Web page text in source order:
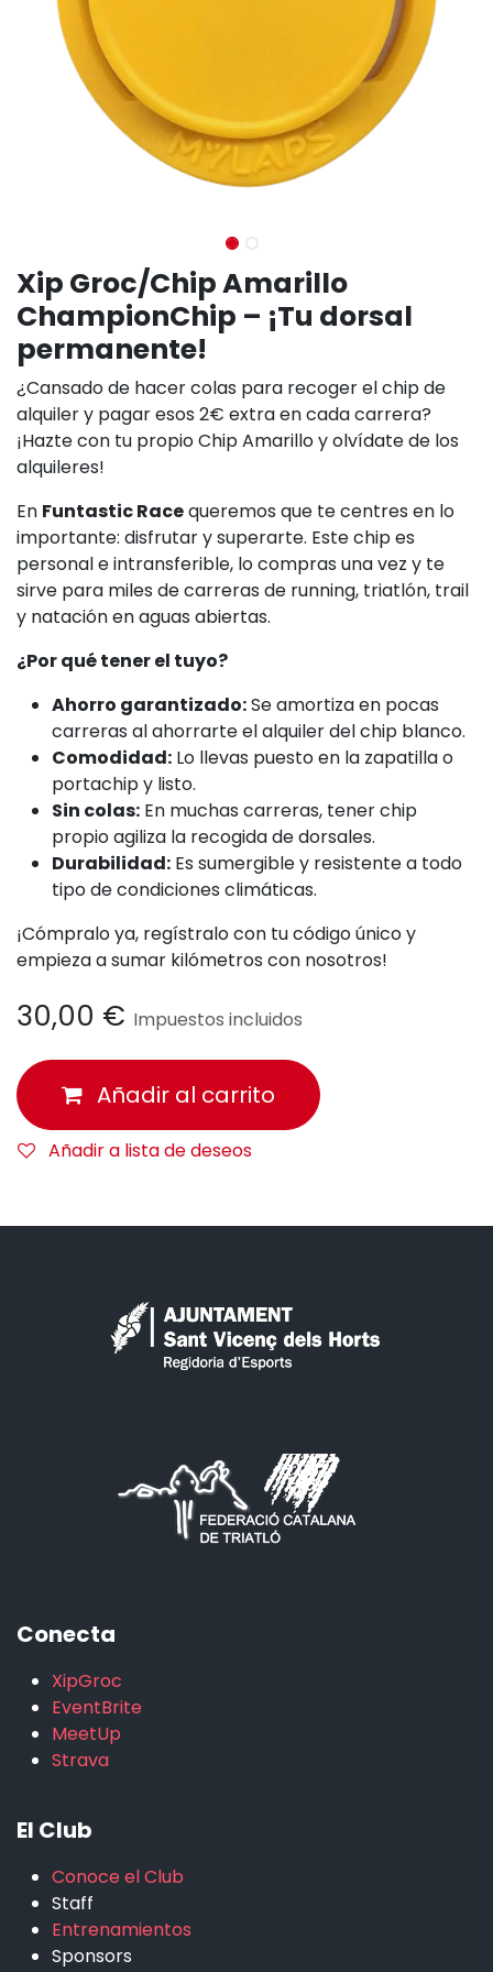
Xip Groc/Chip Amarillo
ChampionChip – ¡Tu dorsal
permanente!
¿Cansado de hacer colas para recoger el chip de
alquiler y pagar esos 2€ extra en cada carrera?
¡Hazte con tu propio Chip Amarillo y olvídate de los
alquileres!
En Funtastic Racequeremos que te centres en lo
importante: disfrutar y superarte. Este chip es
personal e intransferible, lo compras una vez y te
sirve para miles de carreras de running, triatlón, trail
y natación en aguas abiertas.
¿Por qué tener el tuyo?
Ahorro garantizado:Se amortiza en pocas
carreras al ahorrarte el alquiler del chip blanco.
Comodidad: Lo llevas puesto en la zapatilla o
portachip y listo.
Sin colas: En muchas carreras, tener chip
propio agiliza la recogida de dorsales.
Durabilidad: Es sumergible y resistente a todo
tipo de condiciones climáticas.
¡Cómpralo ya, regístralo con tu código único y
empieza a sumar kilómetros con nosotros!
30,00 € Impuestos incluidos
Añadir al carrito
Añadir a lista de deseos
Conecta
XipGroc
EventBrite
MeetUp
Strava
El Club
Conoce el Club
Staff
Entrenamientos
Sponsors